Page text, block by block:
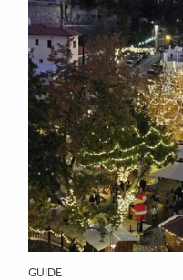
GUIDE